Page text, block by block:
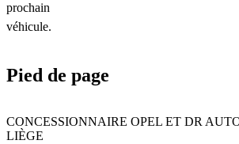
prochain
véhicule.
Pied de page
CONCESSIONNAIRE OPEL ET DR
LIÈGE